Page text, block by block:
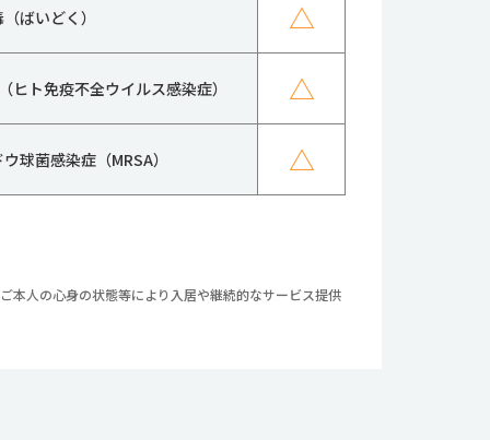
ばいどく） △
ヒト免疫不全ウイルス感染症） △
球菌感染症（MRSA） △
人の心身の状態等により入居や継続的なサービス提供